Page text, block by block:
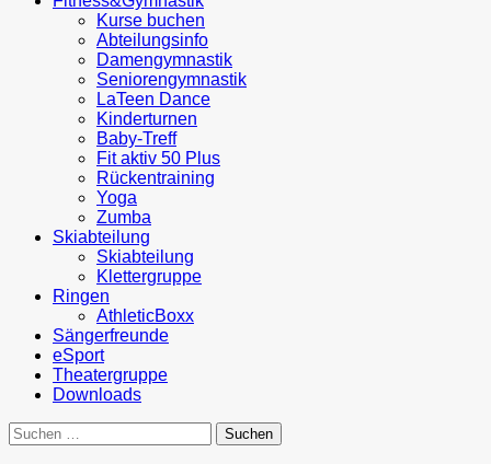
Kurse buchen
Abteilungsinfo
Damengymnastik
Seniorengymnastik
LaTeen Dance
Kinderturnen
Baby-Treff
Fit aktiv 50 Plus
Rückentraining
Yoga
Zumba
Skiabteilung
Skiabteilung
Klettergruppe
Ringen
AthleticBoxx
Sängerfreunde
eSport
Theatergruppe
Downloads
Suchen
nach: